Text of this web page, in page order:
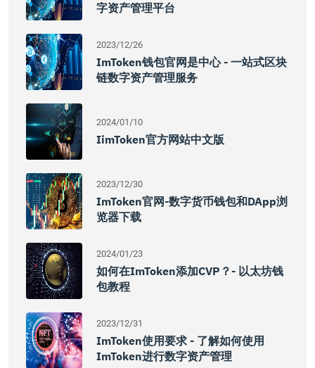
字资产管理平台
2023/12/26
ImToken钱包官网是中心 - 一站式区块
链数字资产管理服务
2024/01/10
IimToken官方网站中文版
2023/12/30
ImToken官网-数字货币钱包和DApp浏
览器下载
2024/01/23
如何在imToken添加CVP？- 以太坊钱
包教程
2023/12/31
ImToken使用要求 - 了解如何使用
ImToken进行数字资产管理